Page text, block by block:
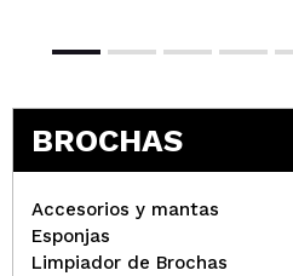
BROCHAS
Accesorios y mantas
Esponjas
Limpiador de Brochas